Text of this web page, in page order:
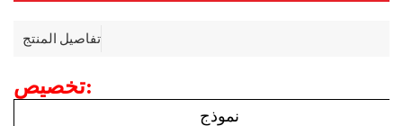
تفاصيل المنتج
تخصيص:
نموذج